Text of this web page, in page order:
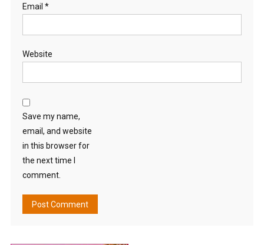
Email *
Website
Save my name,
email, and website
in this browser for
the next time I
comment.